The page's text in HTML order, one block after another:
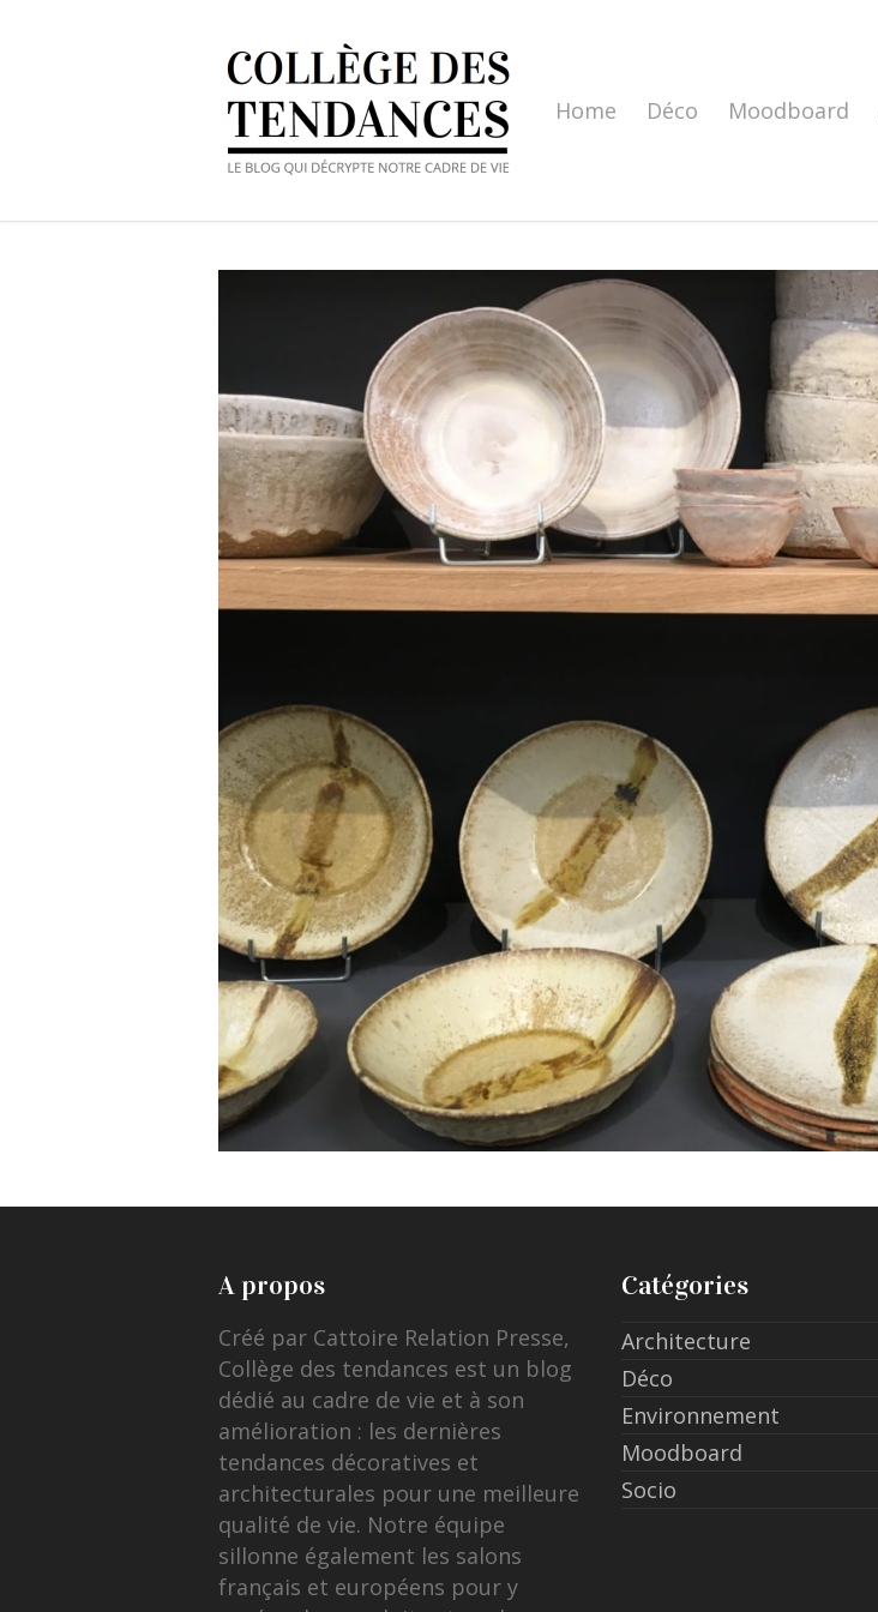
Home Déco Moodboard
A propos
Créé par Cattoire Relation Presse,
Collège des tendances est un blog
dédié au cadre de vie et à son
amélioration : les dernières
tendances décoratives et
architecturales pour une meilleure
qualité de vie. Notre équipe
sillonne également les salons
français et européens pour y
Catégories
Architecture
Déco
Environnement
Moodboard
Socio